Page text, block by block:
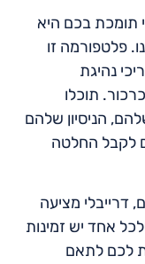
תומכת בכם היא
פלטפורמה זו
נהיגת
תוכלו
הניסיון שלהם
לקבל החלטה
דרייבלי מציעה
אחד יש זמינות
לכם לתאם